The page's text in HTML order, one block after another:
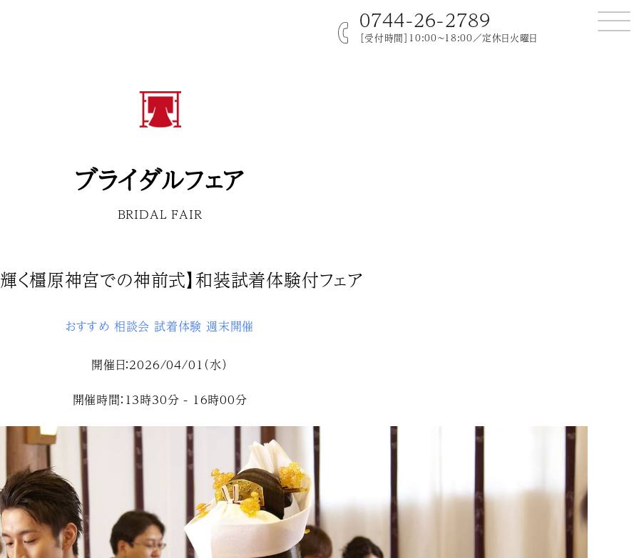
0744-26-2789
［受付時間］10:00～18:00／定休日火曜日
ブライダルフェア
BRIDAL FAIR
く橿原神宮での神前式】和装試着体験付フェア
おすすめ 相談会 試着体験 週末開催
開催日：2026/04/01（水）
開催時間：13時30分 - 16時00分